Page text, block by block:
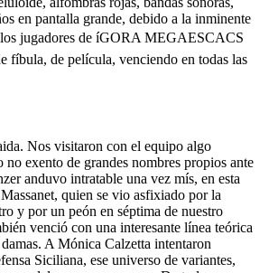
en pantalla grande, debido a la inminente
jugadores de íGORA MEGAESCACS
fíbula, de pelí­cula, venciendo en todas las
Nos visitaron con el equipo algo
no exento de grandes nombres propios ante
anduvo intratable una vez mís, en esta
quien se vio asfixiado por la
y por un peón en séptima de nuestro
venció con una interesante lí­nea teórica
A Mónica Calzetta intentaron
Siciliana, ese universo de variantes,